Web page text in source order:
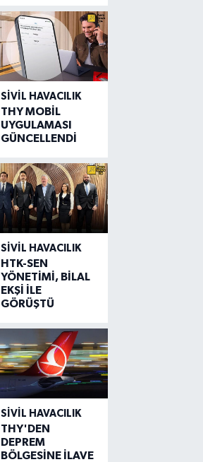
SIVIL HAVACILIK
THY MOBİL
UYGULAMASI
GÜNCELLENDİ
SIVIL HAVACILIK
HTK-SEN
YÖNETİMİ, BİLAL
EKŞİ İLE
GÖRÜŞTÜ
SIVIL HAVACILIK
THY'DEN
DEPREM
BÖLGESİNE İLAVE